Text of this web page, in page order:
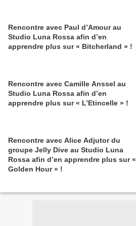
Rencontre avec Paul d’Amour au
Studio Luna Rossa afin d’en
apprendre plus sur « Bitcherland » !
Rencontre avec Camille Anssel au
Studio Luna Rossa afin d’en
apprendre plus sur « L’Etincelle » !
Rencontre avec Alice Adjutor du
groupe Jelly Dive au Studio Luna
Rossa afin d’en apprendre plus sur «
Golden Hour » !